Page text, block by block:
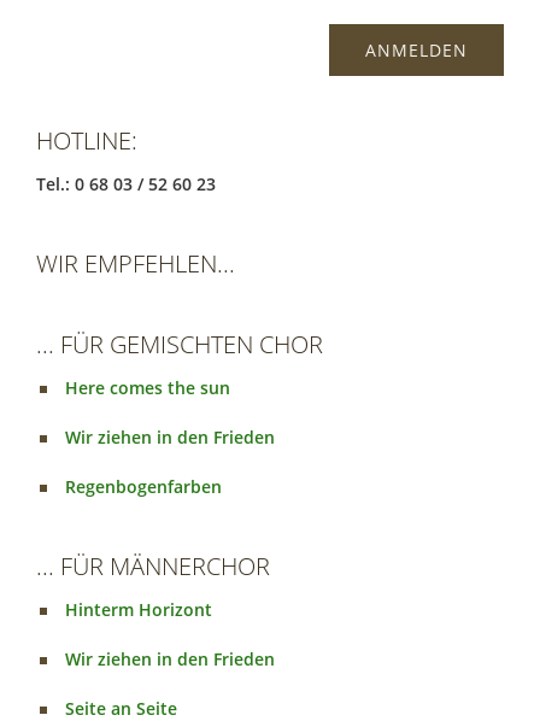
HOTLINE:
Tel.: 0 68 03 / 52 60 23
WIR EMPFEHLEN...
... FÜR GEMISCHTEN CHOR
Here comes the sun
Wir ziehen in den Frieden
Regenbogenfarben
... FÜR MÄNNERCHOR
Hinterm Horizont
Wir ziehen in den Frieden
Seite an Seite